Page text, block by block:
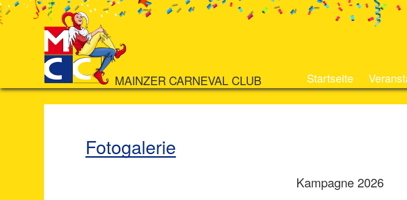
MAINZER CARNEVAL CLUB Startseite
Fotogalerie
Kampagne 2026